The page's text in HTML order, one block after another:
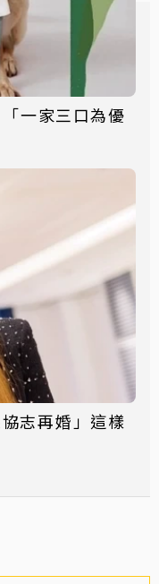
一家三口為優
志再婚」這樣